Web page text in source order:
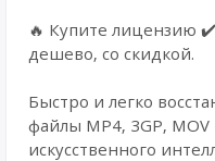
🔥 Купите лицензию
дешево, со скидкой.
Быстро и легко
файлы MP4, 3GP,
искусственного